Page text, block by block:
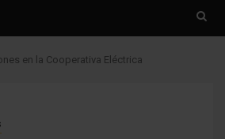
en la Cooperativa Eléctrica